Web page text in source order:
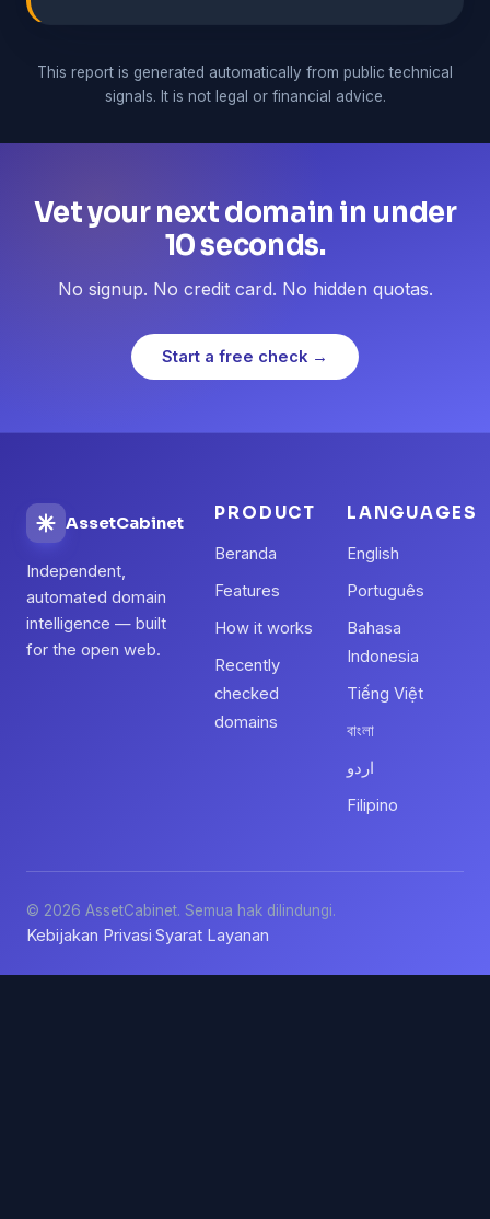
This report is generated automatically from public technical
signals. It is not legal or financial advice.
Vet your next domain in under
10 seconds.
No signup. No credit card. No hidden quotas.
Start a free check →
AssetCabinet
Independent,
automated domain
intelligence — built
for the open web.
PRODUCT
Beranda
Features
How it works
Recently
checked
domains
LANGUAGES
English
Português
Bahasa
Indonesia
Tiếng Việt
বাংলা
اردو
Filipino
© 2026 AssetCabinet. Semua hak dilindungi.
Kebijakan Privasi·Syarat Layanan